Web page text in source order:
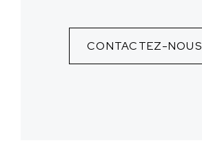
CONTACTEZ-NOUS